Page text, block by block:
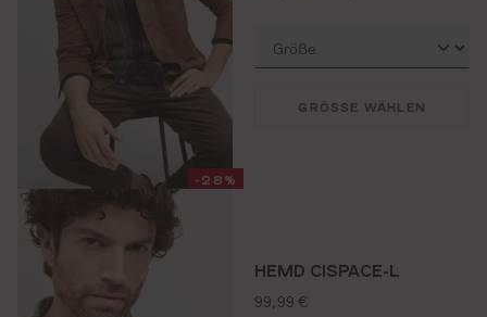
-28%
GRÖSSE WÄHLEN
HEMD CISPACE-L
regulärer preis:
99,99 €